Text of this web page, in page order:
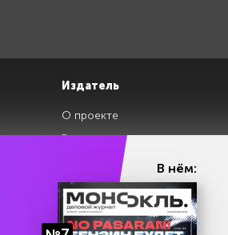
Издатель
О проекте
Редакция
Контакты
В нём: